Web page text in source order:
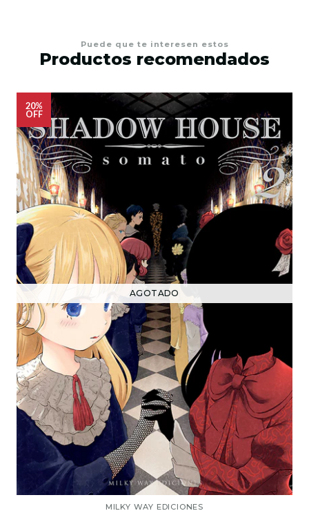
Puede que te interesen estos
Productos recomendados
20%
OFF
AGOTADO
MILKY WAY EDICIONES